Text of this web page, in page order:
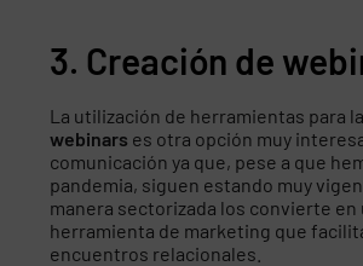
3. Creación de
La utilización de herramientas para
webinars es otra opción muy
comunicación ya que, pese a que
pandemia, siguen estando muy
manera sectorizada los convierte
herramienta de marketing que
encuentros relacionales.